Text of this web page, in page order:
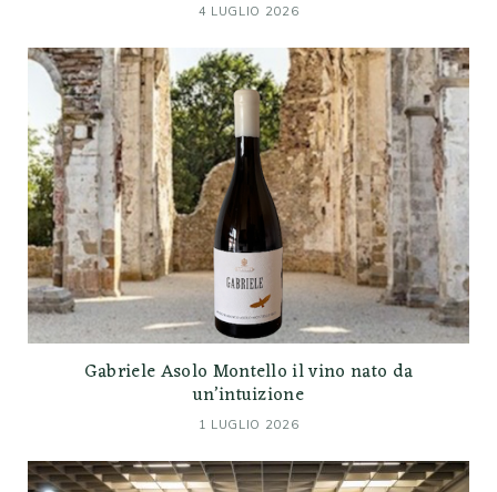
4 LUGLIO 2026
Gabriele Asolo Montello il vino nato da
un’intuizione
1 LUGLIO 2026